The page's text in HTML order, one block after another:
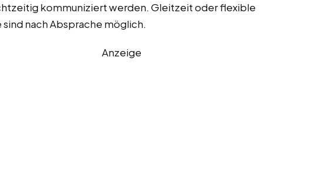
kommuniziert werden. Gleitzeit oder flexible
nach Absprache möglich.
Anzeige